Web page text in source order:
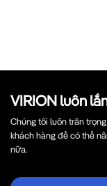
VIRION luôn
Chúng tôi luôn trân
khách hàng để có thể
nữa.